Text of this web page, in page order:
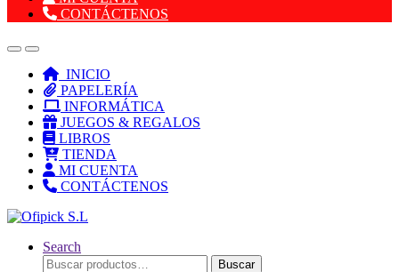
CONTÁCTENOS
INICIO
PAPELERÍA
INFORMÁTICA
JUEGOS & REGALOS
LIBROS
TIENDA
MI CUENTA
CONTÁCTENOS
Search
Buscar
Buscar